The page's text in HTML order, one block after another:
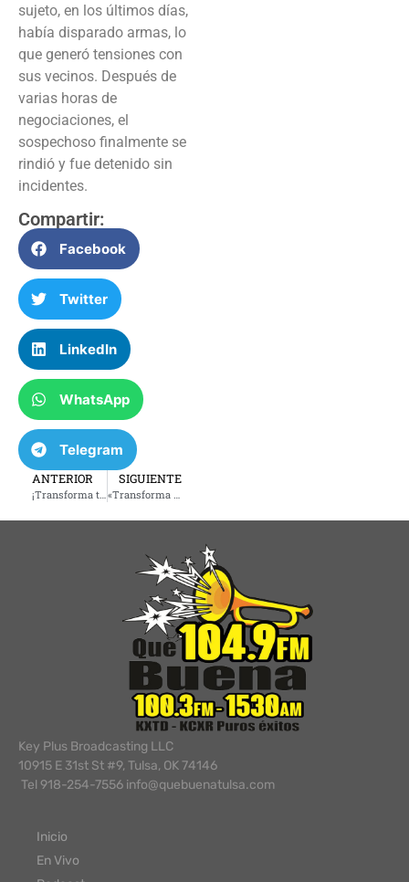
sujeto, en los últimos días,
había disparado armas, lo
que generó tensiones con
sus vecinos. Después de
varias horas de
negociaciones, el
sospechoso finalmente se
rindió y fue detenido sin
incidentes.
Compartir:
Facebook
Twitter
LinkedIn
WhatsApp
Telegram
ANTERIOR
¡Transforma tu Futuro! Asesoría Legal con la Abogada Lorena Rivas: 9 agosto 2024
SIGUIENTE
«Transforma Tu Relación con Tus Hijos: Descubre el Podcast ‘Papás Fuertes’ para Inspirar y Conectar»
Key Plus Broadcasting LLC
10915 E 31st St #9, Tulsa, OK 74146
Tel 918-254-7556 info@quebuenatulsa.com
Inicio
En Vivo